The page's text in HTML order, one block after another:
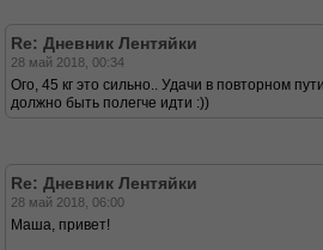
Re: Дневник Лентяйки
28 май 2018, 00:34
Ого, 45 кг это сильно.. Удачи в повторном
должно быть полегче идти :))
Re: Дневник Лентяйки
28 май 2018, 06:00
Маша, привет!